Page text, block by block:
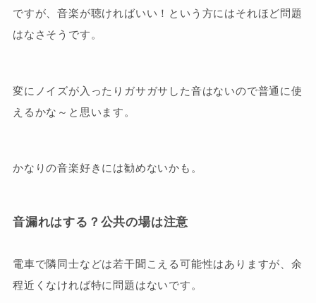
ですが、音楽が聴ければいい！という方にはそれほど問題
はなさそうです。
変にノイズが入ったりガサガサした音はないので普通に使
えるかな～と思います。
かなりの音楽好きには勧めないかも。
音漏れはする？公共の場は注意
電車で隣同士などは若干聞こえる可能性はありますが、余
程近くなければ特に問題はないです。